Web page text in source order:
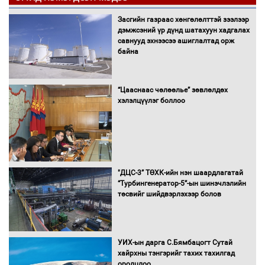
Засгийн газраас хөнгөлөлттэй зээлээр
дэмжсэний үр дүнд шатахуун хадгалах
савнууд эхнээсээ ашиглалтад орж
байна
“Цааснаас чөлөөлье” зөвлөлдөх
хэлэлцүүлэг боллоо
"ДЦС-3” ТӨХК-ийн нэн шаардлагатай
“Турбингенератор-5”-ын шинэчлэлийн
төсвийг шийдвэрлэхээр болов
УИХ-ын дарга С.Бямбацогт Сутай
хайрхны тэнгэрийг тахих тахилгад